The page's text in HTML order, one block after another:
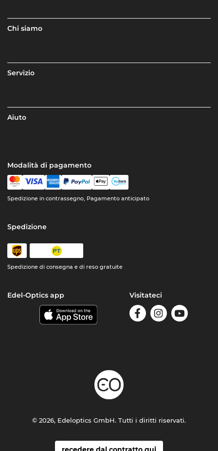
Chi siamo
Servizio
Aiuto
Modalità di pagamento
Spedizione in contrassegno, Pagamento anticipato
Spedizione
Spedizione di consegna e di reso gratuite
Edel-Optics app Visitateci
© 2026, Edeloptics GmbH. Tutti i diritti riservati.